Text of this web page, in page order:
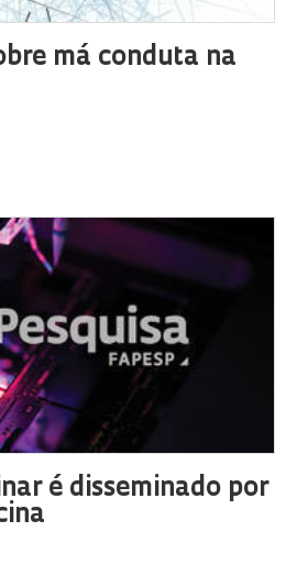
má conduta na
é disseminado por